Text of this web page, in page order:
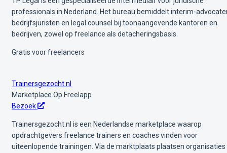
professionals in Nederland. Het bureau bemiddelt interim-
bedrijfsjuristen en legal counsel bij toonaangevende kantoren en
bedrijven, zowel op freelance als detacheringsbasis.
Gratis voor freelancers
Trainersgezocht.nl
Marketplace Op Freelapp
Bezoek
Trainersgezocht.nl is een Nederlandse marketplace waarop
opdrachtgevers freelance trainers en coaches vinden voor
uiteenlopende trainingen. Via de marktplaats plaatsen organisaties